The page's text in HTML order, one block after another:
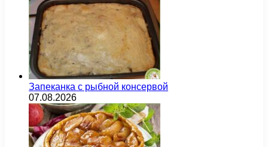
Запеканка с рыбной консервой
07.08.2026